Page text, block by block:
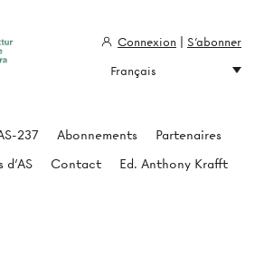
237 Abonnements
Partenaires
d'AS Contact Ed. Anthony Krafft
Connexion
S'abonner
Français